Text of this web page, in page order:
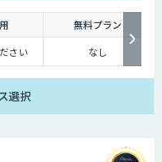
無料プラン
さい なし
選択